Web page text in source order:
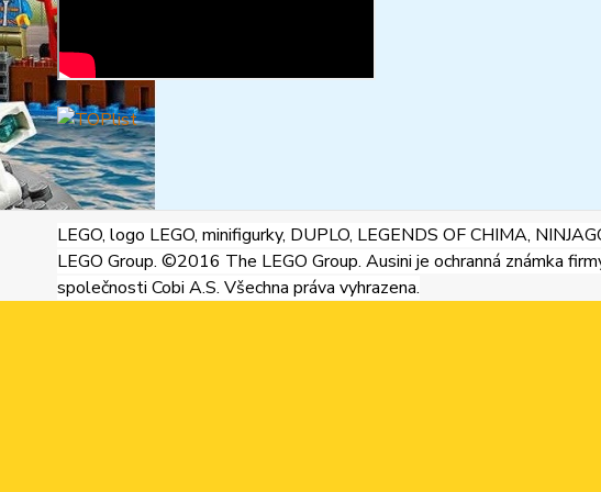
LEGO, logo LEGO, minifigurky, DUPLO, LEGENDS OF CHIMA,
LEGO Group. ©2016 The LEGO Group. Ausini je ochranná známka
společnosti Cobi A.S. Všechna práva vyhrazena.